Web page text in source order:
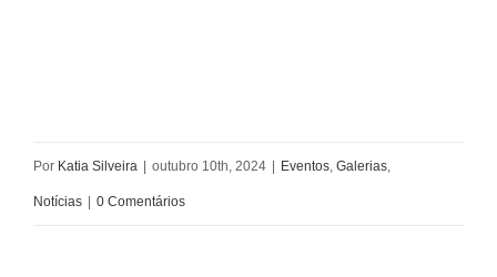
Por Katia Silveira | outubro 10th, 2024 | Eventos Galerias
Notícias | 0 Comentários